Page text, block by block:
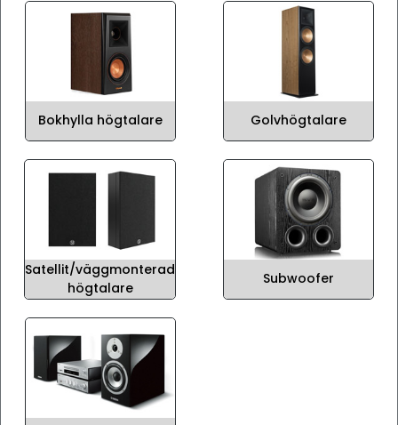
Bokhylla högtalare Golvhögtalare
Satellit/väggmonterad
högtalare
Subwoofer